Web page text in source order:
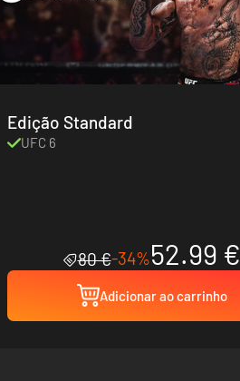
Edição Standard
UFC 6
80 €-34%52.99 €
Adicionar ao carrinho